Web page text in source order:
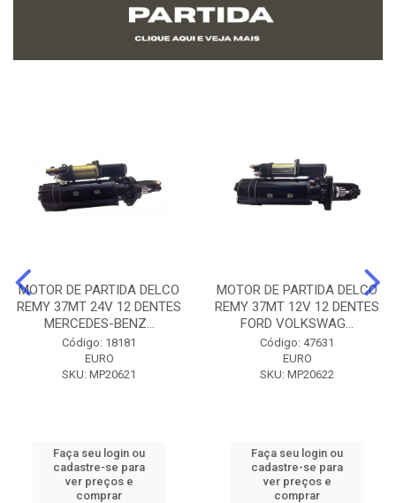
MOTOR DE PARTIDA DELCO
REMY 37MT 24V 12 DENTES
MERCEDES-BENZ...
Código: 18181
EURO
SKU: MP20621
Faça seu login ou
cadastre-se para
ver preços e
comprar
MOTOR DE PARTIDA DELCO
REMY 37MT 12V 12 DENTES
FORD VOLKSWAG...
Código: 47631
EURO
SKU: MP20622
Faça seu login ou
cadastre-se para
ver preços e
comprar